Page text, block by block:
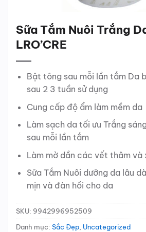
Sữa Tắm Nuôi Trắng
LRO’CRE
Bật tông sau mỗi lần tắm Da
sau 2 3 tuần sử dụng
Cung cấp độ ẩm làm mềm da
Làm sạch da tối ưu Trắng
sau mỗi lần tắm
Làm mờ dần các vết thâm và
Sữa Tắm Nuôi dưỡng da lâu
mịn và đàn hồi cho da
SKU: 9942996952509
Danh mục: Sắc Đẹp Uncategorized